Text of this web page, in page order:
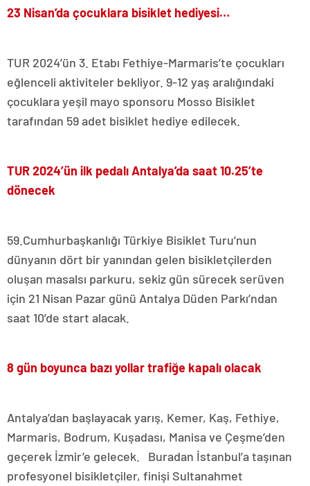
23 Nisan’da çocuklara bisiklet hediyesi…
TUR 2024’ün 3. Etabı Fethiye-Marmaris’te çocukları
eğlenceli aktiviteler bekliyor. 9-12 yaş aralığındaki
çocuklara yeşil mayo sponsoru Mosso Bisiklet
tarafından 59 adet bisiklet hediye edilecek.
TUR 2024’ün ilk pedalı Antalya’da saat 10.25’te
dönecek
59.Cumhurbaşkanlığı Türkiye Bisiklet Turu’nun
dünyanın dört bir yanından gelen bisikletçilerden
oluşan masalsı parkuru, sekiz gün sürecek serüven
için 21 Nisan Pazar günü Antalya Düden Parkı’ndan
saat 10’de start alacak.
8 gün boyunca bazı yollar trafiğe kapalı olacak
Antalya’dan başlayacak yarış, Kemer, Kaş, Fethiye,
Marmaris, Bodrum, Kuşadası, Manisa ve Çeşme’den
geçerek İzmir’e gelecek. Buradan İstanbul’a taşınan
profesyonel bisikletçiler, finişi Sultanahmet